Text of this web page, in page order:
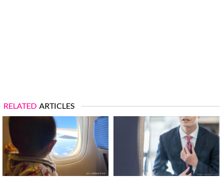
RELATED ARTICLES